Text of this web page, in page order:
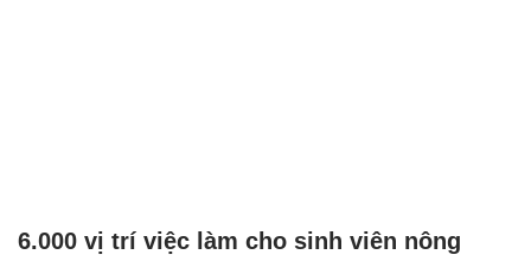
6.000 vị trí việc làm cho sinh viên nông